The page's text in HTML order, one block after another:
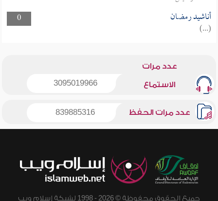
0
أناشيد رمضان
(...)
عدد مرات
الاستماع 3095019966
عدد مرات الحفظ 839885316
جميع الحقوق محفوظة © 2026 - 1998 لشبكة إسلام ويب